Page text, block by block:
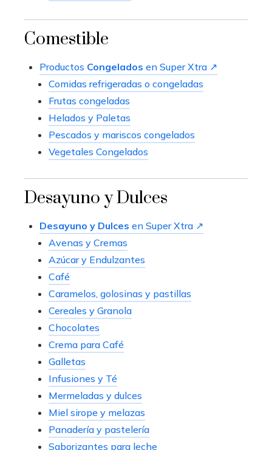
Comestible
Productos Congelados en Super Xtra ↗
Comidas refrigeradas o congeladas
Frutas congeladas
Helados y Paletas
Pescados y mariscos congelados
Vegetales Congelados
Desayuno y Dulces
Desayuno y Dulces en Super Xtra ↗
Avenas y Cremas
Azúcar y Endulzantes
Café
Caramelos, golosinas y pastillas
Cereales y Granola
Chocolates
Crema para Café
Galletas
Infusiones y Té
Mermeladas y dulces
Miel sirope y melazas
Panadería y pastelería
Saborizantes para leche